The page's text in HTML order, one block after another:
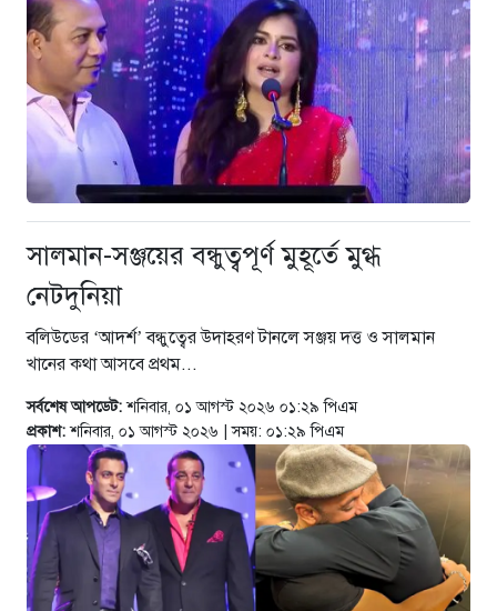
সালমান-সঞ্জয়ের বন্ধুত্বপূর্ণ মুহূর্তে মুগ্ধ
নেটদুনিয়া
বলিউডের ‘আদর্শ’ বন্ধুত্বের উদাহরণ টানলে সঞ্জয় দত্ত ও সালমান
খানের কথা আসবে প্রথম...
সর্বশেষ আপডেট:শনিবার, ০১ আগস্ট ২০২৬ ০১:২৯ পিএম
প্রকাশ:শনিবার, ০১ আগস্ট ২০২৬ | সময়: ০১:২৯ পিএম